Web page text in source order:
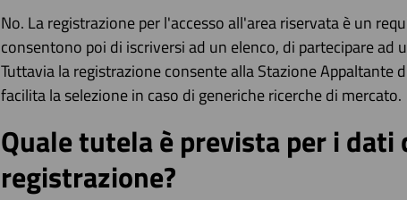
No. La registrazione per l'accesso all'area riservata è un
consentono poi di iscriversi ad un elenco, di partecipare ad
Tuttavia la registrazione consente alla Stazione
facilita la selezione in caso di generiche ricerche di mercato.
Quale tutela è prevista per i dati
registrazione?